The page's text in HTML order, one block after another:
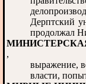
Дерптский
продолжал
,
выражение,
власти,